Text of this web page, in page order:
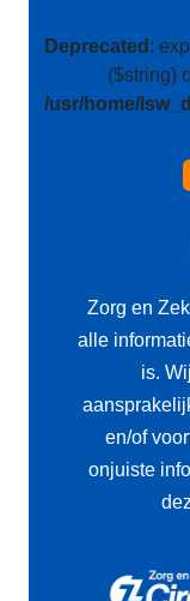
Deprecated :
($string)
/usr/home/
Zorg en
alle
is.
en/of
onjuiste